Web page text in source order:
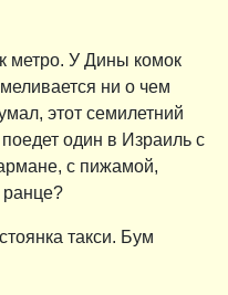
метро. У Дины комок
ни о чем
этот семилетний
один в Израиль с
с пижамой,
ранце?
такси. Бум